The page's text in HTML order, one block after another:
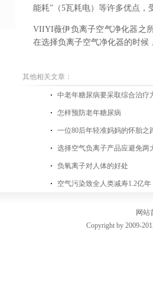
能耗”（5瓦耗电）等许多优点
VIIYI薇伊负离子空气净化器之
在选择负离子空气净化器的时候
其他相关文章：
中老年糖尿病要采取综合治疗
怎样预防老年糖尿病
一位80后年轻准妈妈的怀胎之
选择空气负离子产品应避免两
负氧离子对人体的好处
空气污染致全人类减寿1.2亿
网站
Copyright by 2009-